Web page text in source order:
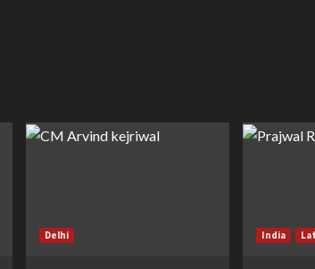
Delhi India